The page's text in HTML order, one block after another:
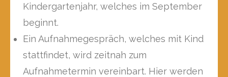
Kindergartenjahr, welches im September
beginnt.
Ein Aufnahmegespräch, welches mit Kind
stattfindet, wird zeitnah zum
Aufnahmetermin vereinbart. Hier werden